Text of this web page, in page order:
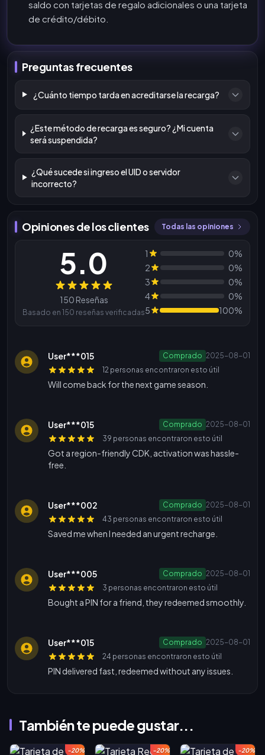
saldo con tarjetas de regalo adicionales o una tarjeta
de crédito/débito.
Preguntas frecuentes
¿Cuánto tiempo tarda en acreditarse la recarga?
¿Este método de recarga es seguro? ¿Mi cuenta
será suspendida?
¿Qué sucede si ingreso el UID o servidor
incorrecto?
Opiniones de los clientes Todas las opiniones
Reseñas
5.0
150 Reseñas
Basado en 150 reseñas verificadas
1
0%
2
0%
3
0%
4
0%
5
100%
User***015 Comprado 2025-08-01
12 personas encontraron esto útil
Will come back for the next game season.
User***015 Comprado 2025-08-01
39 personas encontraron esto útil
Got a region-friendly CDK, activation was hassle-
free.
User***002 Comprado 2025-08-01
43 personas encontraron esto útil
Saved me when I needed an urgent recharge.
User***005 Comprado 2025-08-01
3 personas encontraron esto útil
Bought a PIN for a friend, they redeemed smoothly.
User***015 Comprado 2025-08-01
24 personas encontraron esto útil
PIN delivered fast, redeemed without any issues.
También te puede gustar...
-20% -20% -20%